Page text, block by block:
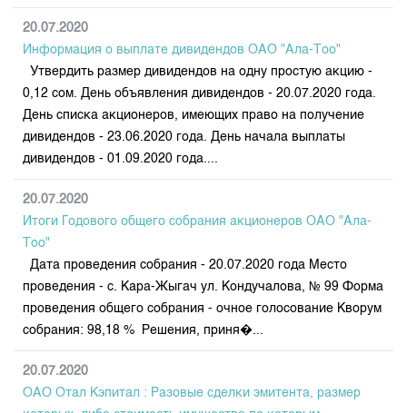
Корпоративные документы
Контакты
25 лет ЗАО КФБ
Котировки по ЦБ
Расписание аукционов по ГЦБ
Результаты аукционов ГЦБ
Объем ГЦБ в обращении
Результаты аукционов по депозитам
20.07.2020
Информация о выплате дивидендов ОАО "Ала-Тоо"
Утвердить размер дивидендов на одну простую акцию -
0,12 сом. День объявления дивидендов - 20.07.2020 года.
День списка акционеров, имеющих право на получение
дивидендов - 23.06.2020 года. День начала выплаты
дивидендов - 01.09.2020 года....
20.07.2020
Итоги Годового общего собрания акционеров ОАО "Ала-
Тоо"
Дата проведения собрания - 20.07.2020 года Место
проведения - с. Кара-Жыгач ул. Кондучалова, № 99 Форма
проведения общего собрания - очное голосование Кворум
собрания: 98,18 % Решения, приня�...
20.07.2020
ОАО Отал Кэпитал : Разовые сделки эмитента, размер